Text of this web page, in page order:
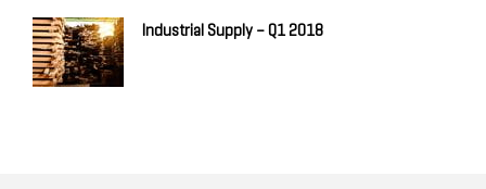
Industrial Supply – Q1 2018